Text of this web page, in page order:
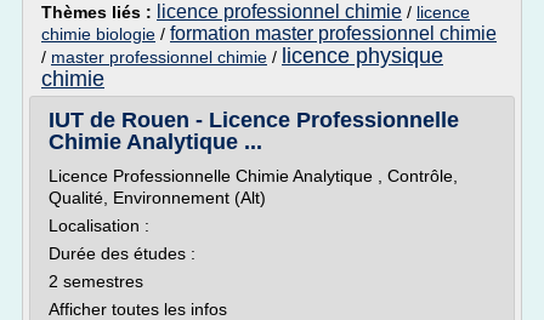
Thèmes liés :
licence professionnel chimie / licence
chimie biologie / formation master professionnel chimie
/ master professionnel chimie / licence physique
chimie
IUT de Rouen - Licence Professionnelle
Chimie Analytique ...
Licence Professionnelle Chimie Analytique , Contrôle,
Qualité, Environnement (Alt)
Localisation :
Durée des études :
2 semestres
Afficher toutes les infos